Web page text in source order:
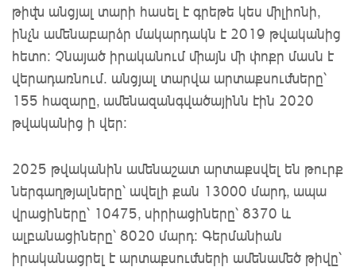
թիվն անցյալ տարի հասել է գրեթե կես միլիոնի,
ինչն ամենաբարձր մակարդակն է 2019 թվականից
հետո։ Չնայած իրականում միայն մի փոքր մասն է
վերադառնում. անցյալ տարվա արտաքսումները՝
155 հազարը, ամենազանգվածայինն էին 2020
թվականից ի վեր:
2025 թվականին ամենաշատ արտաքսվել են թուրք
ներգաղթյալները՝ ավելի քան 13000 մարդ, ապա
վրացիները՝ 10475, սիրիացիները՝ 8370 և
ալբանացիները՝ 8020 մարդ: Գերմանիան
իրականացրել է արտաքսումների ամենամեծ թիվը՝